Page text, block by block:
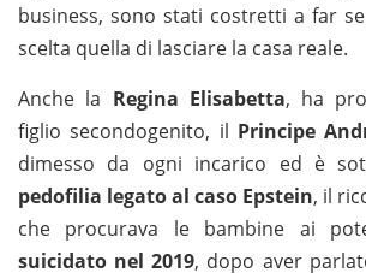
business, sono stati costretti a far
scelta quella di lasciare la casa reale.
Anche la Regina Elisabetta, ha
figlio secondogenito, il Principe
dimesso da ogni incarico ed è
pedofilia legato al caso Epstein, il
che procurava le bambine ai
suicidato nel 2019, dopo aver